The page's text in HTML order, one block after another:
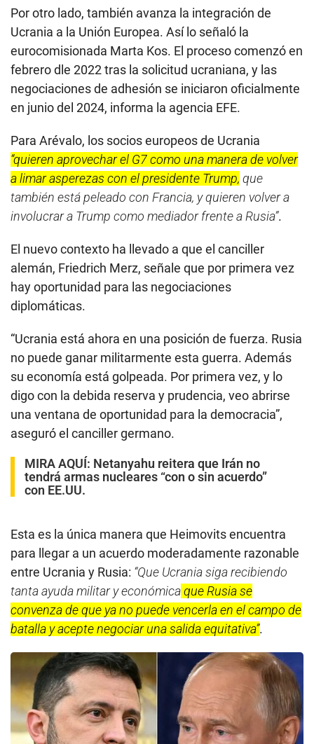
Por otro lado, también avanza la integración de
Ucrania a la Unión Europea. Así lo señaló la
eurocomisionada Marta Kos. El proceso comenzó en
febrero dle 2022 tras la solicitud ucraniana, y las
negociaciones de adhesión se iniciaron oficialmente
en junio del 2024, informa la agencia EFE.
Para Arévalo, los socios europeos de Ucrania
“quieren aprovechar el G7 como una manera de volver
a limar asperezas con el presidente Trump, que
también está peleado con Francia, y quieren volver a
involucrar a Trump como mediador frente a Rusia”.
El nuevo contexto ha llevado a que el canciller
alemán, Friedrich Merz, señale que por primera vez
hay oportunidad para las negociaciones
diplomáticas.
“Ucrania está ahora en una posición de fuerza. Rusia
no puede ganar militarmente esta guerra. Además
su economía está golpeada. Por primera vez, y lo
digo con la debida reserva y prudencia, veo abrirse
una ventana de oportunidad para la democracia”,
aseguró el canciller germano.
MIRA AQUÍ: Netanyahu reitera que Irán no
tendrá armas nucleares “con o sin acuerdo”
con EE.UU.
Esta es la única manera que Heimovits encuentra
para llegar a un acuerdo moderadamente razonable
entre Ucrania y Rusia: “Que Ucrania siga recibiendo
tanta ayuda militar y económicaque Rusia se
convenza de que ya no puede vencerla en el campo de
batalla y acepte negociar una salida equitativa”.